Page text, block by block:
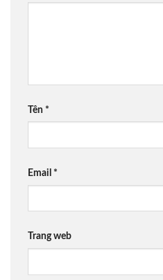
Tên *
Email *
Trang web